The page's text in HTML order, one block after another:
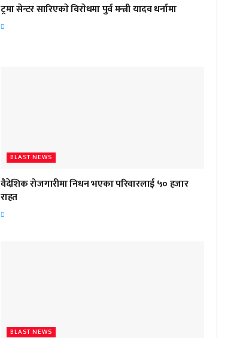
ट्रमा सेन्टर सारिएकाे विराेधमा पुर्व मन्त्री यादव धर्नामा
BLAST NEWS
वैदेशिक रोजगारीमा निधन भएका परिवारलाई ५० हजार
राहत
BLAST NEWS